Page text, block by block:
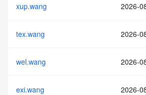
xup.wang 2026-
tex.wang 2026-
wel.wang 2026-
exi.wang 2026-